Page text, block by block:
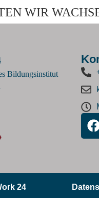
WIR
Bildungsinstitut
24